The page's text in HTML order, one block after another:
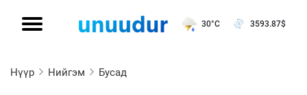
30°C 3593.87$
Нүүр Нийгэм Бусад